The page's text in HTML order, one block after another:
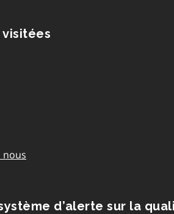
visitées
nous
d’alerte sur la